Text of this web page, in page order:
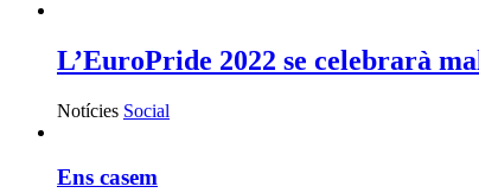
L’EuroPride 2022 se celebrarà
Notícies Social
Ens casem